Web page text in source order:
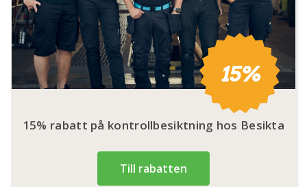
15%
15% rabatt på kontrollbesiktning hos Besikta
Till rabatten